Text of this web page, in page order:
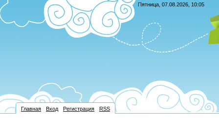
Пятница, 07.08.2026, 10:05
Главная Вход Регистрация RSS